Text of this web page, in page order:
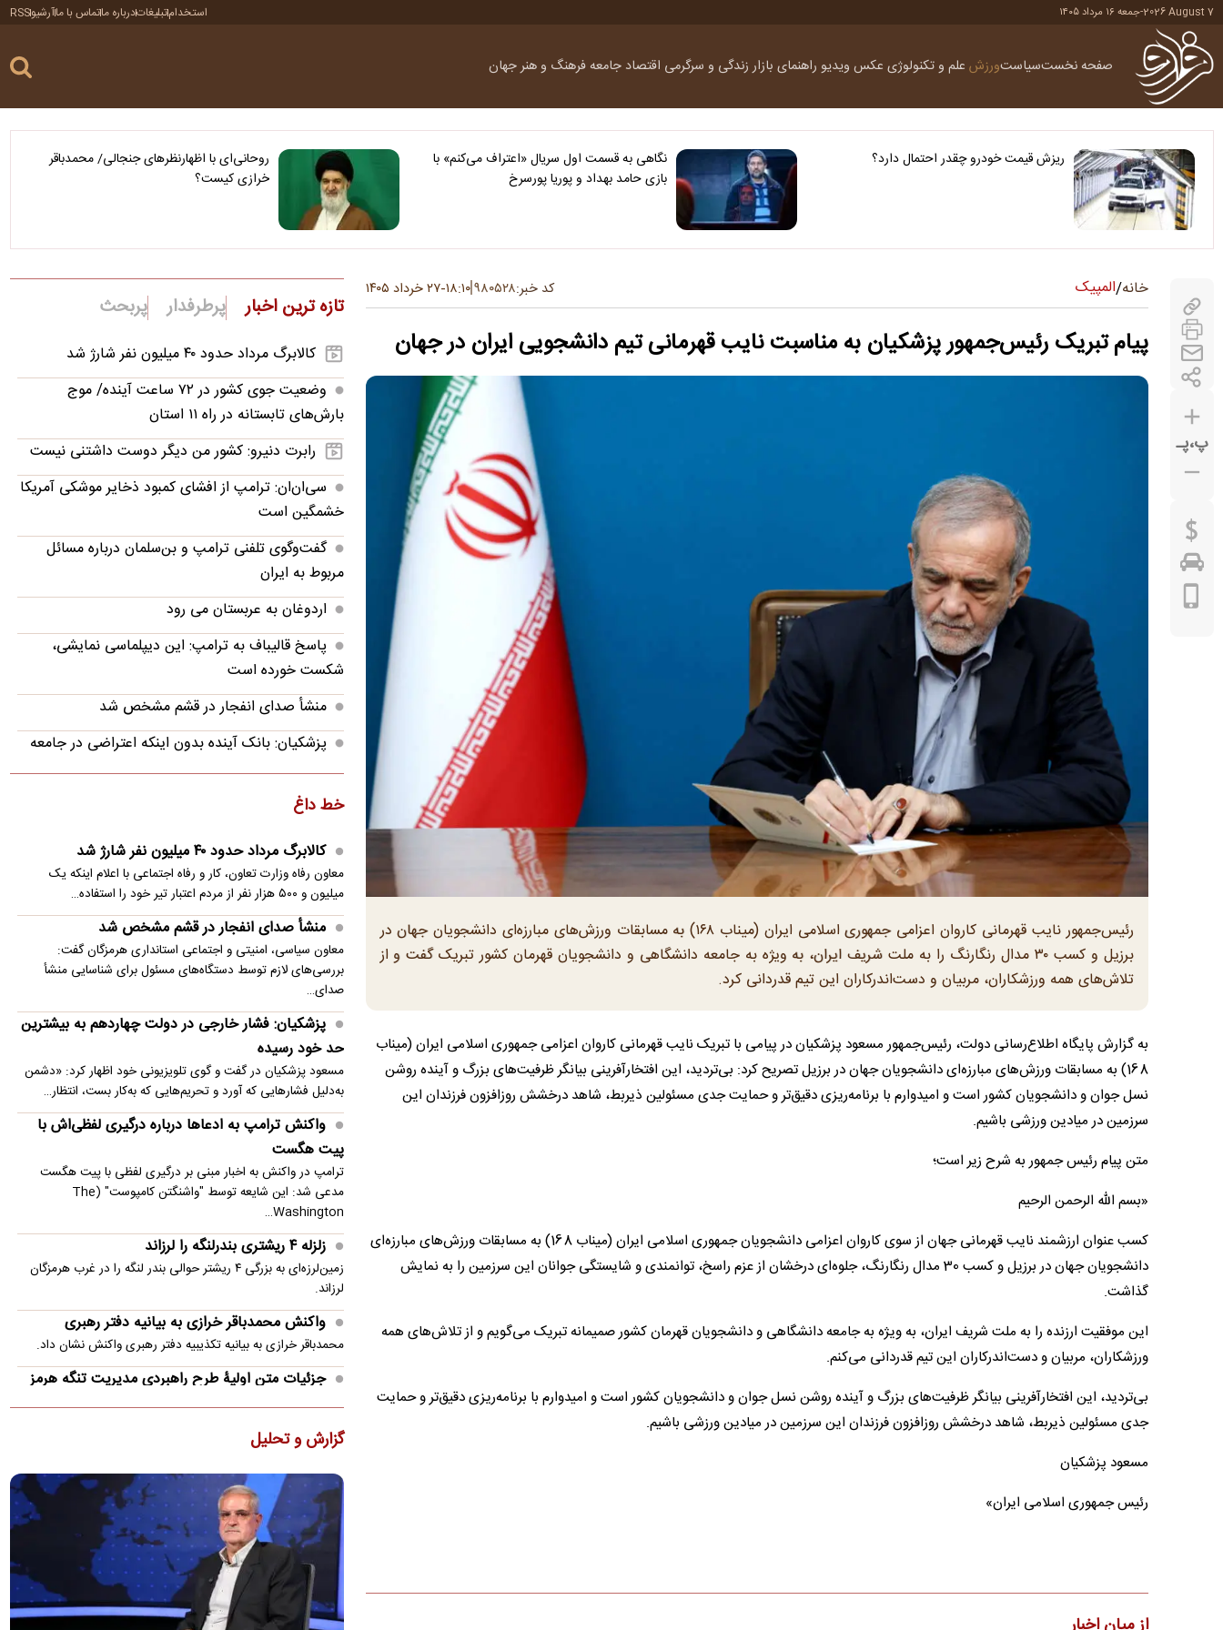
2026 August 7
-جمعه ۱۶ مرداد ۱۴۰۵ استخدامتبلیغاتدرباره ماتماس با ماآرشیوRSS
صفحه نخستسیاستورزش علم و تکنولوژی عکس ویدیو راهنمای بازارزندگی و سرگرمی اقتصاد جامعهفرهنگ و هنرجهان
ریزش قیمت خودرو چقدر احتمال دارد؟
نگاهی به قسمت اول سریال «اعتراف می‌کنم» با
بازی حامد بهداد و پوریا پورسرخ
روحانی‌ای با اظهارنظرهای جنجالی/ محمدباقر
خرازی کیست؟
پ،پـ
خانه/المپیک کد خبر:۹۸۰۵۲۸۱۸:۱۰-۲۷ خرداد ۱۴۰۵
پیام تبریک رئیس‌جمهور پزشکیان به مناسبت نایب قهرمانی تیم دانشجویی ایران در جهان
رئیس‌جمهور نایب قهرمانی کاروان اعزامی جمهوری اسلامی ایران (میناب ۱۶۸) به مسابقات ورزش‌های مبارزه‌ای دانشجویان جهان در
برزیل و کسب ۳۰ مدال رنگارنگ را به ملت شریف ایران، به ویژه به جامعه دانشگاهی و دانشجویان قهرمان کشور تبریک گفت و از
تلاش‌های همه ورزشکاران، مربیان و دست‌اندرکاران این تیم قدردانی کرد.
به گزارش پایگاه اطلاع‌رسانی دولت، رئیس‌جمهور مسعود پزشکیان در پیامی با تبریک نایب قهرمانی کاروان اعزامی جمهوری اسلامی ایران (میناب
168) به مسابقات ورزش‌های مبارزه‌ای دانشجویان جهان در برزیل تصریح کرد: بی‌تردید، این افتخارآفرینی بیانگر ظرفیت‌های بزرگ و آینده روشن
نسل جوان و دانشجویان کشور است و امیدوارم با برنامه‌ریزی دقیق‌تر و حمایت جدی مسئولین ذیربط، شاهد درخشش روزافزون فرزندان این
سرزمین در میادین ورزشی باشیم.
متن پیام رئیس جمهور به شرح زیر است؛
«بسم الله الرحمن الرحیم
کسب عنوان ارزشمند نایب قهرمانی جهان از سوی کاروان اعزامی دانشجویان جمهوری اسلامی ایران (میناب 168) به مسابقات ورزش‌های مبارزه‌ای
دانشجویان جهان در برزیل و کسب 30 مدال رنگارنگ، جلوه‌ای درخشان از عزم راسخ، توانمندی و شایستگی جوانان این سرزمین را به نمایش
گذاشت.
این موفقیت ارزنده را به ملت شریف ایران، به ویژه به جامعه دانشگاهی و دانشجویان قهرمان کشور صمیمانه تبریک می‌گویم و از تلاش‌های همه
ورزشکاران، مربیان و دست‌اندرکاران این تیم قدردانی می‌کنم.
بی‌تردید، این افتخارآفرینی بیانگر ظرفیت‌های بزرگ و آینده روشن نسل جوان و دانشجویان کشور است و امیدوارم با برنامه‌ریزی دقیق‌تر و حمایت
جدی مسئولین ذیربط، شاهد درخشش روزافزون فرزندان این سرزمین در میادین ورزشی باشیم.
مسعود پزشکیان
رئیس جمهوری اسلامی ایران»
تازه ترین اخبار پرطرفدار پربحث
کالابرگ مرداد حدود ۴۰‌ میلیون نفر شارژ شد
وضعیت جوی کشور در ۷۲ ساعت آینده/ موج
بارش‌های تابستانه در راه ۱۱ استان
رابرت دنیرو: کشور من دیگر دوست داشتنی نیست
سی‌ان‌ان: ترامپ از افشای کمبود ذخایر موشکی آمریکا
خشمگین است
گفت‌وگوی تلفنی ترامپ و بن‌سلمان درباره مسائل
مربوط به ایران
اردوغان به عربستان می رود
پاسخ قالیباف به ترامپ: این دیپلماسی نمایشی،
شکست خورده است
منشأ صدای انفجار در قشم مشخص شد
پزشکیان: بانک آینده بدون اینکه اعتراضی در جامعه
شکل بگیرد، بسته شد
پزشکیان: فشار خارجی در دولت چهاردهم به
پزشکیان: در ابتدای دولت با قطعی برق، آب و گاز
مواجه بودیم
معاون مرکز شرکت‌های دانش‌بنیان: توسعه فناوری،
مسیر رقابت‌پذیری صنعت قطعه‌سازی است
سنتکام: به محاصره دریایی ایران ادامه می دهیم
مصر خواستار تدوین چشم‌انداز مشترک عربی برای
امنیت منطقه شد
انفجار در حومه دمشق چند کشته و زخمی برجا
گذاشت
خط داغ
کالابرگ مرداد حدود ۴۰‌ میلیون نفر شارژ شد
معاون رفاه وزارت تعاون، کار و رفاه اجتماعی با اعلام اینکه یک
میلیون و ۵۰۰ هزار نفر از مردم اعتبار تیر خود را استفاده…
منشأ صدای انفجار در قشم مشخص شد
معاون سیاسی، امنیتی و اجتماعی استانداری هرمزگان گفت:
بررسی‌های لازم توسط دستگاه‌های مسئول برای شناسایی منشأ
صدای…
پزشکیان: فشار خارجی در دولت چهاردهم به بیشترین
حد خود رسیده
مسعود پزشکیان در گفت و گوی تلویزیونی خود اظهار کرد: «دشمن
به‌دلیل فشارهایی که آورد و تحریم‌هایی که به‌کار بست، انتظار…
واکنش ترامپ به ادعاها درباره درگیری لفظی‌اش با
پیت هگست
ترامپ در واکنش به اخبار مبنی بر درگیری لفظی با پیت هگست
مدعی شد: این شایعه توسط "واشنگتن کامپوست" (The
Washington…
زلزله ۴ ریشتری بندرلنگه را لرزاند
زمین‌لرزه‌ای به بزرگی ۴ ریشتر حوالی بندر لنگه را در غرب هرمزگان
لرزاند.
واکنش محمدباقر خرازی به بیانیه دفتر رهبری
محمدباقر خرازی به بیانیه تکذیبیه دفتر رهبری واکنش نشان داد.
جزئیات متن اولیۀ طرح راهبردی مدیریت تنگه هرمز
منتشر شد
عضو هیئت‌رئیسه مجلس گفت: متن اولیۀ طرح «اقدام راهبردی
تأمین امنیت و پیشرفت پایدار تنگۀ هرمز و خلیج‌فارس» در
پزشکیان: ۴۷ سال است می‌خواهیم درست کار کنیم،
می‌گویند الان وقتش نیست!
مسعود پزشکیان گفت: ۴۷ سال است می‌خواهیم درست کار کنیم،
می‌گویند الان وقتش نیست! ایران خودرو را واگذار کردیم و به
تبعش…
ضرغامی: تغییر ریل، عین بصیرت است/ فرصت
گزارش و تحلیل